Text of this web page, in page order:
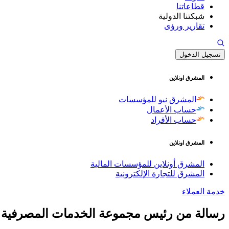
قطاعاتنا
شبكتنا الدولية
تقارير ورؤى
تسجيل الدخول
المشرق اونلاين
المشرق نيو للمؤسسات
حساب الأعمال
حساب الأفراد
المشرق اونلاين
المشرق أونلاين للمؤسسات المالية
المشرق للتجارة الإلكترونية
خدمة العملاء
رسالة من رئيس مجموعة الخدمات المصرفية